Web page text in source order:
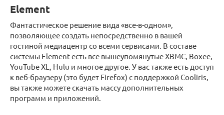
Element
Фантастическое решение вида «все-в-одном»,
позволяющее создать непосредственно в вашей
гостиной медиацентр со всеми сервисами. В составе
системы Element есть все вышеупомянутые XBMC, Boxee,
YouTube XL, Hulu и многое другое. У вас также есть доступ
к веб-браузеру (это будет Firefox) с поддержкой Cooliris,
вы также можете скачать массу дополнительных
программ и приложений.